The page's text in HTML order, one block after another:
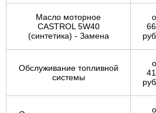
Масло моторное
CASTROL 5W40
(синтетика) - Замена
Обслуживание топливной
системы